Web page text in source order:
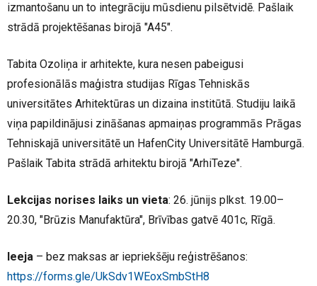
izmantošanu un to integrāciju mūsdienu pilsētvidē. Pašlaik
strādā projektēšanas birojā "A45".
Tabita Ozoliņa ir arhitekte, kura nesen pabeigusi
profesionālās maģistra studijas Rīgas Tehniskās
universitātes Arhitektūras un dizaina institūtā. Studiju laikā
viņa papildinājusi zināšanas apmaiņas programmās Prāgas
Tehniskajā universitātē un HafenCity Universitātē Hamburgā.
Pašlaik Tabita strādā arhitektu birojā "ArhiTeze".
Lekcijas norises laiks un vieta: 26. jūnijs plkst. 19.00–
20.30, "Brūzis Manufaktūra", Brīvības gatvē 401c, Rīgā.
Ieeja – bez maksas ar iepriekšēju reģistrēšanos:
https://forms.gle/UkSdv1WEoxSmbStH8